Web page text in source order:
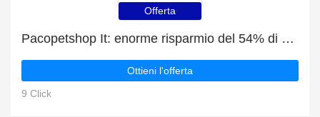
Offerta
Pacopetshop It: enorme risparmio del 54% di sconto su tutto il sito solo per questo mese
Ottieni l'offerta
9 Click